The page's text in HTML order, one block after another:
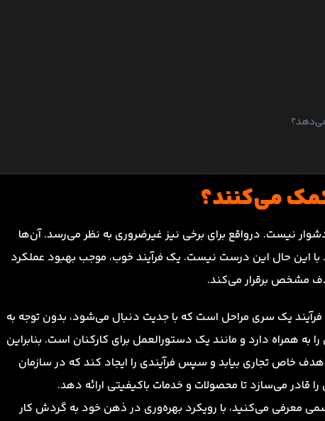
می‌کنند؟
نیست. درواقع برای برخی نیز غیرضروری به نظر می‌رسد. آن‌ها
این حال این درست نیست. یک فرآیند خوب، موجب بهبود عملکرد
مشخص برقرار می‌کند.
فرآیند یک سری مراحل است که با جدیت دنبال می‌شود، بدون توجه به
همراه دارد و مانند یک دستورالعمل برای کارکنان است. بنابراین
خاص تجاری بیابد و سپس فرآیندی را ایجاد کند که در سازمان
می‌سازد تا محصولات و خدمات باکیفیتی ارائه دهد.
معرفی می‌کنید، با رویکرد بهره‌وری در ذهن خود به گردش کار